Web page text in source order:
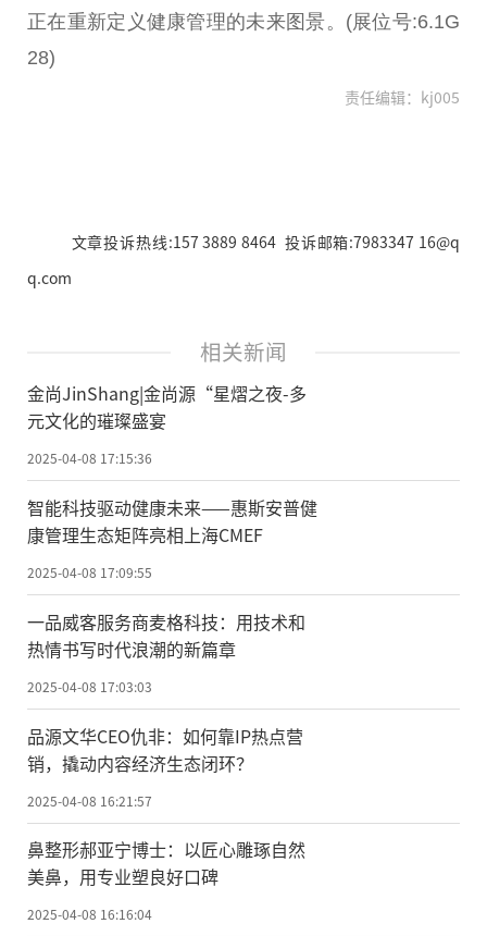
正在重新定义健康管理的未来图景。(展位号:6.1G
28)
责任编辑：kj005
文章投诉热线:157 3889 8464 投诉邮箱:7983347 16@q
q.com
相关新闻
金尚JinShang|金尚源“星熠之夜-多
元文化的璀璨盛宴
2025-04-08 17:15:36
智能科技驱动健康未来——惠斯安普健
康管理生态矩阵亮相上海CMEF
2025-04-08 17:09:55
一品威客服务商麦格科技：用技术和
热情书写时代浪潮的新篇章
2025-04-08 17:03:03
品源文华CEO仇非：如何靠IP热点营
销，撬动内容经济生态闭环？
2025-04-08 16:21:57
鼻整形郝亚宁博士：以匠心雕琢自然
美鼻，用专业塑良好口碑
2025-04-08 16:16:04